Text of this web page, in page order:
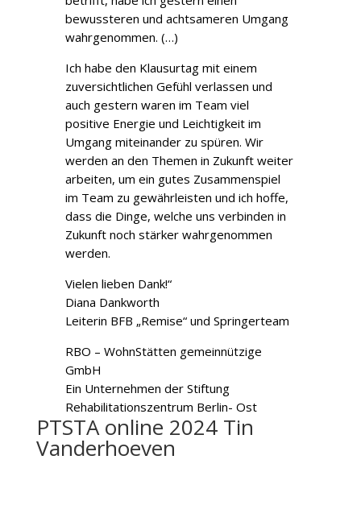
bewussteren und achtsameren Umgang
wahrgenommen. (…)
Ich habe den Klausurtag mit einem
zuversichtlichen Gefühl verlassen und
auch gestern waren im Team viel
positive Energie und Leichtigkeit im
Umgang miteinander zu spüren. Wir
werden an den Themen in Zukunft weiter
arbeiten, um ein gutes Zusammenspiel
im Team zu gewährleisten und ich hoffe,
dass die Dinge, welche uns verbinden in
Zukunft noch stärker wahrgenommen
werden.
Vielen lieben Dank!“
Diana Dankworth
Leiterin BFB „Remise“ und Springerteam
RBO – WohnStätten gemeinnützige
GmbH
Ein Unternehmen der Stiftung
Rehabilitationszentrum Berlin- Ost
PTSTA online 2024 Tin
Vanderhoeven